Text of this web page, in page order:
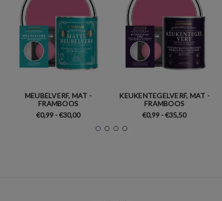
MEUBELVERF, MAT -
FRAMBOOS
€0,99 - €30,00
KEUKENTEGELVERF, MAT -
FRAMBOOS
€0,99 - €35,50